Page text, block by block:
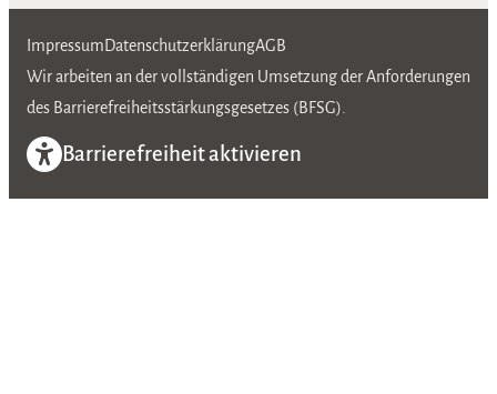
ImpressumDatenschutzerklärungAGB
Wir arbeiten an der vollständigen Umsetzung der Anforderungen
des Barrierefreiheitsstärkungsgesetzes (BFSG).
Barrierefreiheit aktivieren